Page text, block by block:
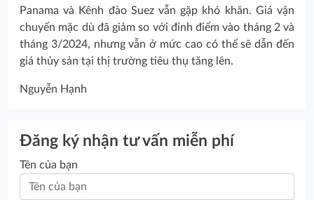
Panama và Kênh đào Suez vẫn gặp khó khăn. Giá vận
chuyển mặc dù đã giảm so với đỉnh điểm vào tháng 2 và
tháng 3/2024, nhưng vẫn ở mức cao có thể sẽ dẫn đến
giá thủy sản tại thị trường tiêu thụ tăng lên.
Nguyễn Hạnh
Đăng ký nhận tư vấn miễn phí
Tên của bạn